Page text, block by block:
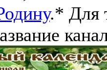
.* Для